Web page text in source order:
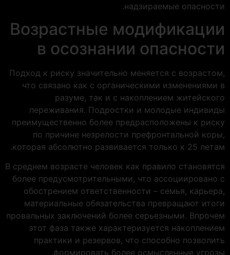
надзираемые опасности.
Возрастные модификации
в осознании опасности
Подход к риску значительно меняется с возрастом,
что связано как с органическими изменениями в
разуме, так и с накоплением житейского
переживания. Подростки и молодые индивиды
преимущественно более предрасположены к риску
по причине незрелости префронтальной коры,
которая абсолютно развивается только к 25 летам.
В среднем возрасте человек как правило становятся
более предусмотрительными, что ассоциировано с
обострением ответственности – семья, карьера,
материальные обязательства превращают итоги
провальных заключений более серьезными. Впрочем
этот фаза также характеризуется накоплением
практики и резервов, что способно позволить
формировать более осмысленные угрозы.